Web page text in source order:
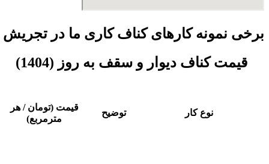
برخی نمونه کارهای کناف کاری ما در تجریش
قیمت کناف دیوار و سقف به روز (1404)
نوع کار توضیح
قیمت (تومان / هر
مترمربع)